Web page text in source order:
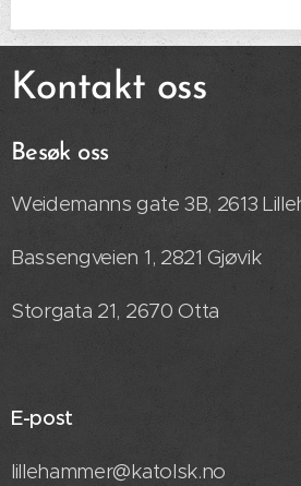
Kontakt oss
Besøk oss
Weidemanns gate 3B, 2613
Bassengveien 1, 2821 Gjøvik
Storgata 21, 2670 Otta
E-post
lillehammer@katolsk.no